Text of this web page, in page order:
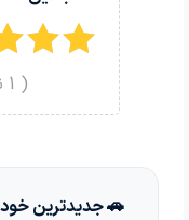
(
1
🚗 جدیدترین